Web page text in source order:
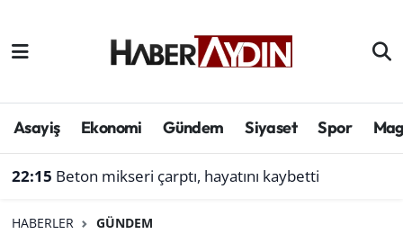
Asayiş Ekonomi Gündem Siyaset Spor
22:15 Beton mikseri çarptı, hayatını kaybetti
HABERLER GÜNDEM
Afyonkarahisar
Çevre
Aydın Hava Durumu
Süper Lig Puan Durumu ve Fikstür